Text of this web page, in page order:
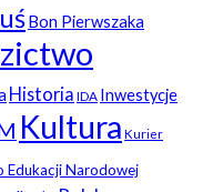
Bon Pierwszaka
Historia IDA Inwestycje
Kultura Kurier
Edukacji Narodowej